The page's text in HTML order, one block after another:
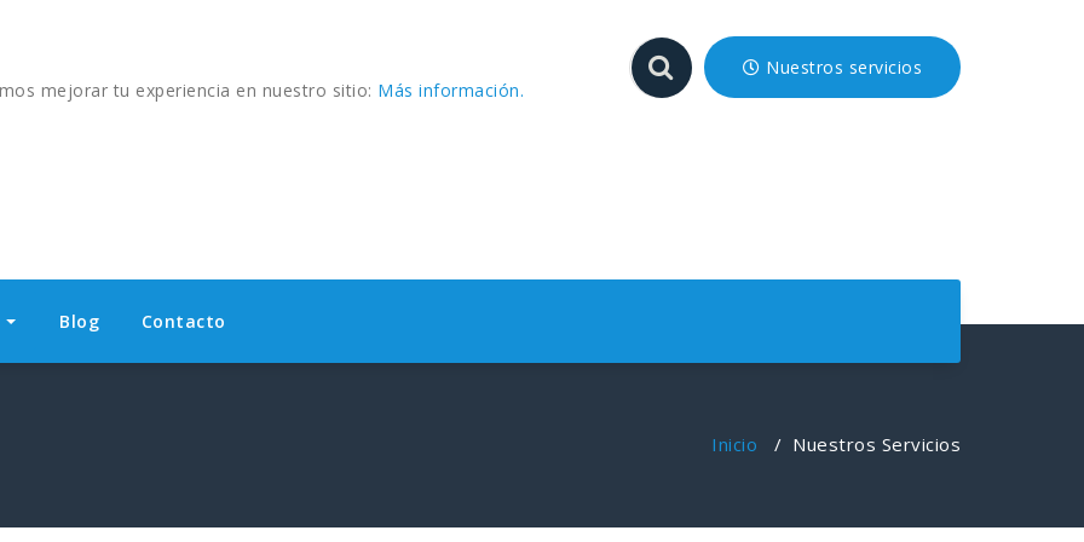
Nuestros servicios
Blog Contacto
Inicio / Nuestros Servicios
mejorar tu experiencia en nuestro sitio: Más información.